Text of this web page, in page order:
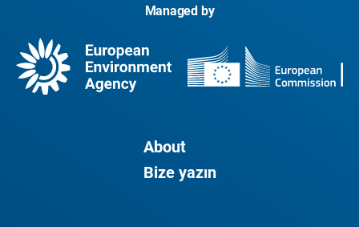
kalitesi ve iklim perspektifi, Atmos. Kimyevi
https://doi.org/10.5194/acp-13-7451-2013
Colette, A. ve ark., 2015, Avrupa'da ozon iklim
cezası sağlam mı?,
Çevresel Araştırma Mektupları
Cooper, O.R. ve ark., 2014, Troposferik ozonun
küresel dağılımı ve eğilimleri: Gözleme dayalı bir
Managed by
About
Bize yazın